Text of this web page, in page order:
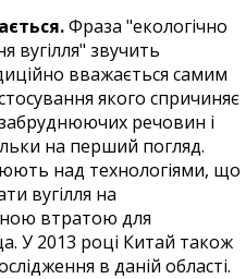
Фраза "екологічно
вугілля" звучить
вважається самим
якого спричиняє
речовин і
на перший погляд.
над технологіями, що
вугілля на
втратою для
У 2013 році Китай також
в даній області.